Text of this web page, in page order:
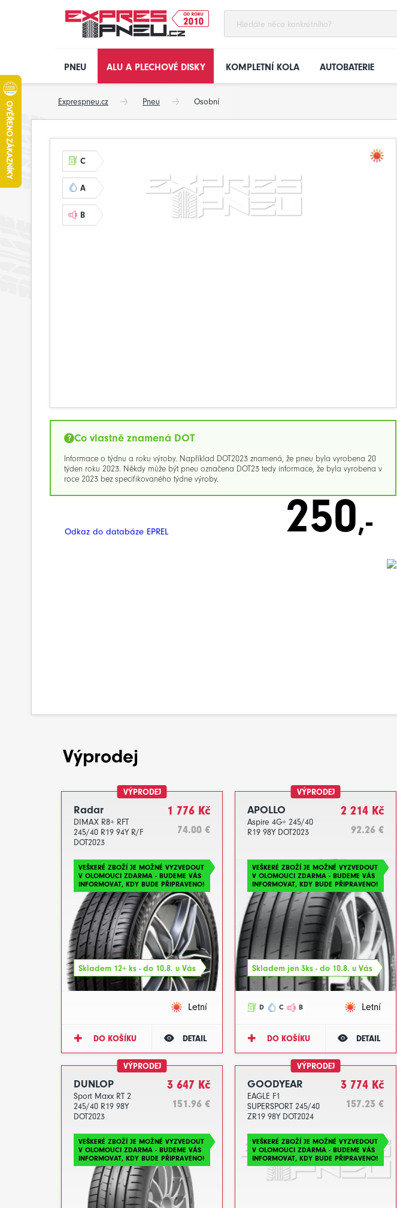
PNEU ALU A PLECHOVÉ DISKY KOMPLETNÍ KOLA AUTOBATERIE
Exprespneu.cz Pneu Osobní
C
A
B
Co vlastně znamená DOT
Informace o týdnu a roku výroby. Například DOT2023 znamená, že pneu byla vyrobena 20
týden roku 2023. Někdy může být pneu označena DOT23 tedy informace, že byla vyrobena v
roce 2023 bez specifikovaného týdne výroby.
Odkaz do databáze EPREL 250,-
Výprodej
VÝPRODEJ
Radar
DIMAX R8+ RFT
245/40 R19 94Y R/F
DOT2023
1 776 Kč
74.00 €
VEŠKERÉ ZBOŽÍ JE MOŽNÉ VYZVEDOUT
V OLOMOUCI ZDARMA - BUDEME VÁS
INFORMOVAT, KDY BUDE PŘIPRAVENO!
Skladem 12+ ks - do 10.8. u Vás
Letní
DO KOŠÍKU DETAIL
VÝPRODEJ
APOLLO
Aspire 4G+ 245/40
R19 98Y DOT2023
2 214 Kč
92.26 €
VEŠKERÉ ZBOŽÍ JE MOŽNÉ VYZVEDOUT
V OLOMOUCI ZDARMA - BUDEME VÁS
INFORMOVAT, KDY BUDE PŘIPRAVENO!
Skladem jen 3ks - do 10.8. u Vás
D C B Letní
DO KOŠÍKU DETAIL
VÝPRODEJ
DUNLOP
Sport Maxx RT 2
245/40 R19 98Y
DOT2023
3 647 Kč
151.96 €
VEŠKERÉ ZBOŽÍ JE MOŽNÉ VYZVEDOUT
V OLOMOUCI ZDARMA - BUDEME VÁS
INFORMOVAT, KDY BUDE PŘIPRAVENO!
VÝPRODEJ
GOODYEAR
EAGLE F1
SUPERSPORT 245/40
ZR19 98Y DOT2024
3 774 Kč
157.23 €
VEŠKERÉ ZBOŽÍ JE MOŽNÉ VYZVEDOUT
V OLOMOUCI ZDARMA - BUDEME VÁS
INFORMOVAT, KDY BUDE PŘIPRAVENO!